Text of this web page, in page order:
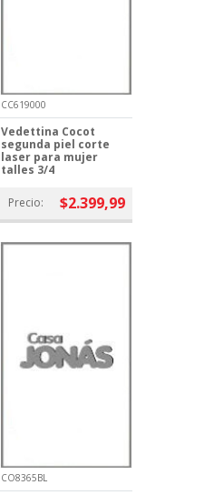
CC619000
Vedettina Cocot
segunda piel corte
laser para mujer
talles 3/4
Precio: $2.399,99
CO8365BL